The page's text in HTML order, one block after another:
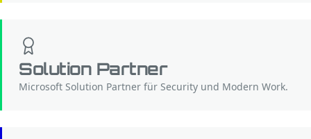
Solution Partner
Microsoft Solution Partner für Security und Modern Work.